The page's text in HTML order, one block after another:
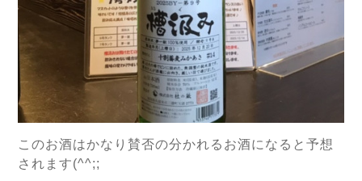
このお酒はかなり賛否の分かれるお酒になると予想
されます(^^;;